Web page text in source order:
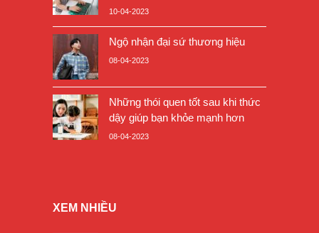
10-04-2023
Ngộ nhận đại sứ thương hiệu
08-04-2023
Những thói quen tốt sau khi thức
dậy giúp bạn khỏe mạnh hơn
08-04-2023
XEM NHIỀU